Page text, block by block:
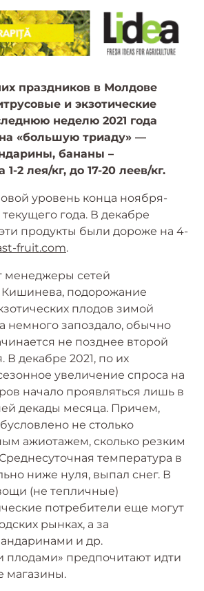
праздников в Молдове
и экзотические
неделю 2021 года
«большую триаду» —
бананы –
2 лея/кг, до 17-20 леев/кг.
уровень конца ноября-
года. В декабре
продукты были дороже на 4-
fruit.com.
менеджеры сетей
Кишинева, подорожание
плодов зимой
немного запоздало, обычно
не позднее второй
В декабре 2021, по их
увеличение спроса на
начало проявляться лишь в
декады месяца. Причем,
не столько
ажиотажем, сколько резким
температура в
ниже нуля, выпал снег. В
(не тепличные)
потребители еще могут
рынках, а за
и др.
плодами» предпочитают идти
магазины.